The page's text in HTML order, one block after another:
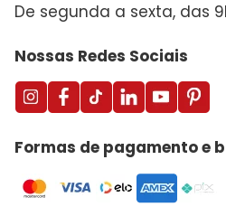
De segunda a sexta, das
Nossas Redes Sociais
Formas de pagamento e